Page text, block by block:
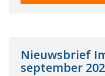
Nieuwsbrief
september